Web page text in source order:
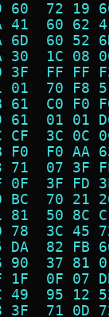
60  72
41  60
6D  60
30  1C
3F  FF
01  70
61  C0
61  01
CF  3C
F0  F0
71  07
0F  3F
BC  70
81  50
78  3C
DA  82
90  37
1F  0F
49  95
3F  71